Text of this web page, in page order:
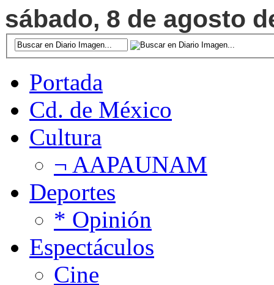
sábado, 8 de agosto
Portada
Cd. de México
Cultura
¬ AAPAUNAM
Deportes
* Opinión
Espectáculos
Cine